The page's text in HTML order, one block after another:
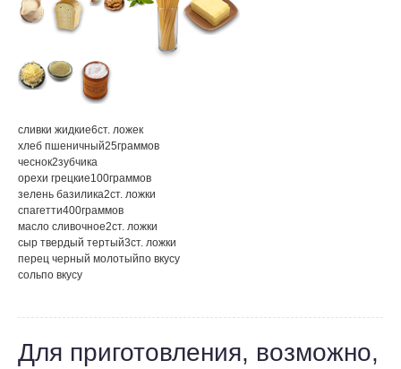
сливки жидкие6ст. ложек
хлеб пшеничный25граммов
чеснок2зубчика
орехи грецкие100граммов
зелень базилика2ст. ложки
спагетти400граммов
масло сливочное2ст. ложки
сыр твердый тертый3ст. ложки
перец черный молотыйпо вкусу
сольпо вкусу
Для приготовления, возможно,